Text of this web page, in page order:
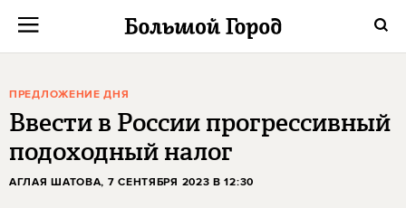
ПРЕДЛОЖЕНИЕ ДНЯ
Ввести в России прогрессивный
подоходный налог
АГЛАЯ ШАТОВА, 7 СЕНТЯБРЯ 2023 В 12:30